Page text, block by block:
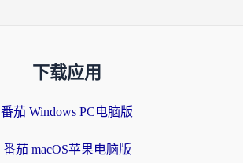
下载应用
番茄 Windows PC电脑版
番茄 macOS苹果电脑版